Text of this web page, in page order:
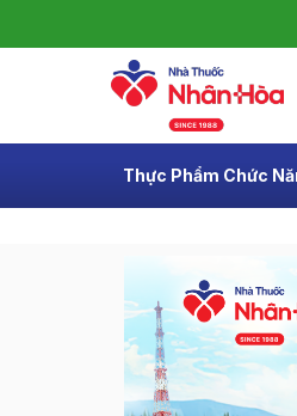
Thực Phẩm Chức